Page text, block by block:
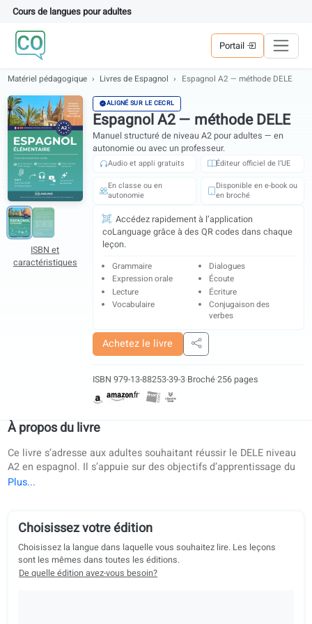
Cours de langues pour adultes
Portail
Matériel pédagogique Livres de Espagnol Espagnol A2 — méthode
ALIGNÉ SUR LE CECRL
Espagnol A2 — méthode
Manuel structuré de niveau A2 pour adultes —
autonomie ou avec un professeur.
Audio et appli gratuits Éditeur officiel de
autonomie en broché
leçon.
Grammaire Dialogues
Expression orale
Écoute
Vocabulaire
Achetez le livre
ISBN 979-13-88253-39-3·Broché·256 pages
À propos du livre
A2 en espagnol. Il s’appuie sur des objectifs
CECR et respecte les recommandations officielles de l’UE,
en fait une ressource idéale pour l’auto-apprentissage
pour les cours en présentiel ou en ligne. Conçu avec
universités européennes, cet ouvrage est une méthode